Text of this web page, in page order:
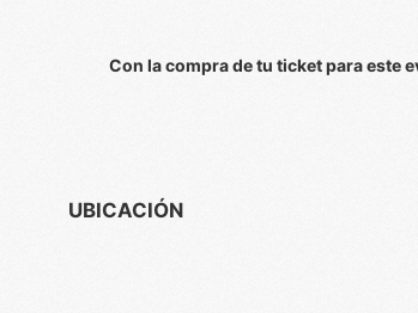
Con la compra de tu ticket para este
UBICACIÓN